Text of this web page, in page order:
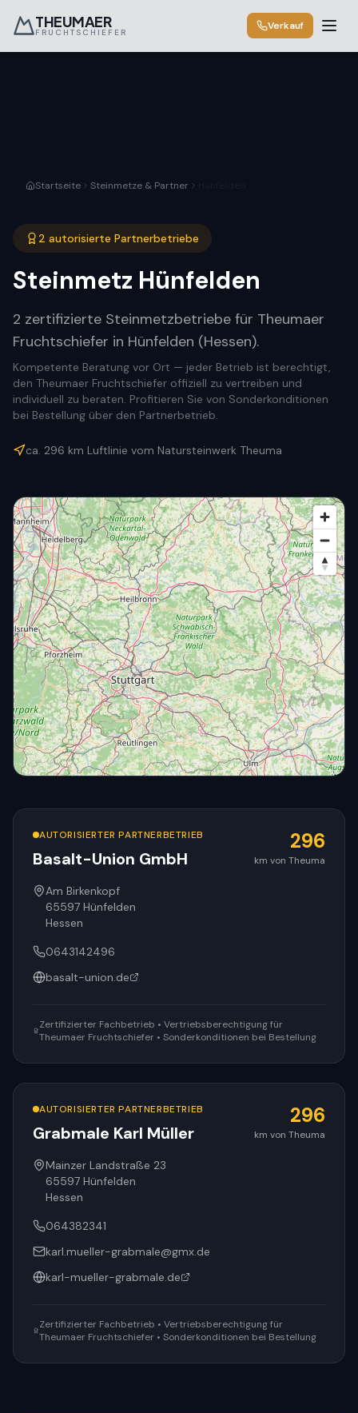
THEUMAER
FRUCHTSCHIEFER
Verkauf
Startseite Steinmetze & Partner
2 autorisierte Partnerbetriebe
Steinmetz Hünfelden
2 zertifizierte Steinmetzbetriebe für Theumaer
Fruchtschiefer in Hünfelden (Hessen).
Kompetente Beratung vor Ort — jeder Betrieb ist berechtigt,
den Theumaer Fruchtschiefer offiziell zu vertreiben und
individuell zu beraten. Profitieren Sie von Sonderkonditionen
bei Bestellung über den Partnerbetrieb.
ca. 296 km Luftlinie vom Natursteinwerk Theuma
AUTORISIERTER PARTNERBETRIEB
Basalt-Union GmbH
296
km von Theuma
Am Birkenkopf
65597 Hünfelden
Hessen
0643142496
basalt-union.de
Zertifizierter Fachbetrieb • Vertriebsberechtigung für
Theumaer Fruchtschiefer • Sonderkonditionen bei Bestellung
AUTORISIERTER PARTNERBETRIEB
Grabmale Karl Müller
296
km von Theuma
Mainzer Landstraße 23
65597 Hünfelden
Hessen
064382341
karl.mueller-grabmale@gmx.de
karl-mueller-grabmale.de
Zertifizierter Fachbetrieb • Vertriebsberechtigung für
Theumaer Fruchtschiefer • Sonderkonditionen bei Bestellung